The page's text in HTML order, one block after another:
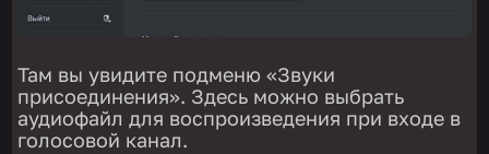
Там вы увидите подменю «Звуки
присоединения». Здесь можно выбрать
аудиофайл для воспроизведения при входе в
голосовой канал.